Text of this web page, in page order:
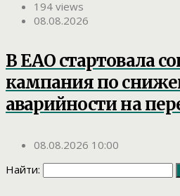
194 views
08.08.2026
В ЕАО стартовала
кампания по
аварийности на
08.08.2026 10:00
Найти: